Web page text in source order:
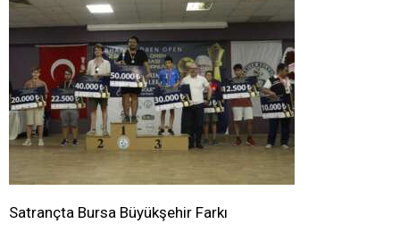
Satrançta Bursa Büyükşehir Farkı